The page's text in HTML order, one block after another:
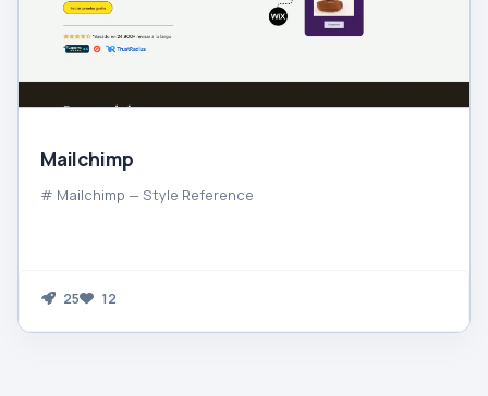
Mailchimp
# Mailchimp — Style Reference
25 12